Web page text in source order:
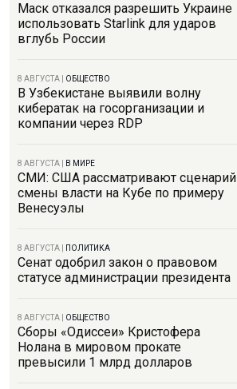
Маск отказался разрешить Украине
использовать Starlink для ударов
вглубь России
8 АВГУСТА ОБЩЕСТВО
В Узбекистане выявили волну
кибератак на госорганизации и
компании через RDP
8 АВГУСТА В МИРЕ
СМИ: США рассматривают сценарий
смены власти на Кубе по примеру
Венесуэлы
8 АВГУСТА ПОЛИТИКА
Сенат одобрил закон о правовом
статусе администрации президента
8 АВГУСТА ОБЩЕСТВО
Сборы «Одиссеи» Кристофера
Нолана в мировом прокате
превысили 1 млрд долларов